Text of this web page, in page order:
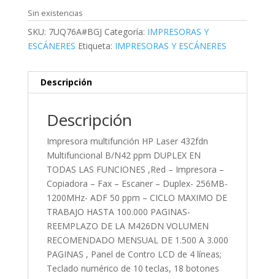
Sin existencias
SKU: 7UQ76A#BGJ Categoría: IMPRESORAS Y
ESCÁNERES Etiqueta: IMPRESORAS Y ESCÁNERES
Descripción
Descripción
Impresora multifunción HP Laser 432fdn
Multifuncional B/N42 ppm DUPLEX EN
TODAS LAS FUNCIONES ,Red – Impresora –
Copiadora – Fax – Escaner – Duplex- 256MB-
1200MHz- ADF 50 ppm – CICLO MAXIMO DE
TRABAJO HASTA 100.000 PAGINAS-
REEMPLAZO DE LA M426DN VOLUMEN
RECOMENDADO MENSUAL DE 1.500 A 3.000
PAGINAS , Panel de Contro LCD de 4 líneas;
Teclado numérico de 10 teclas, 18 botones